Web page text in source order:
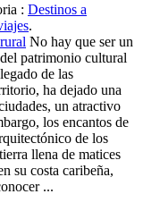
: Destinos a
.
No hay que ser un
patrimonio cultural
de las
ha dejado una
un atractivo
los encantos de
de los
llena de matices
su costa caribeña,
...